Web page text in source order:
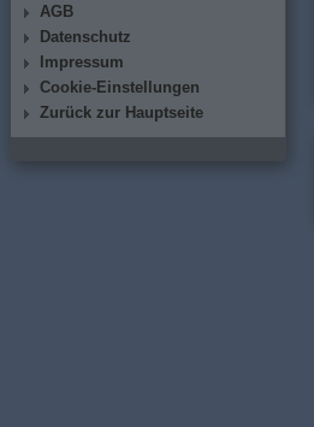
AGB
Datenschutz
Impressum
Cookie-Einstellungen
Zurück zur Hauptseite